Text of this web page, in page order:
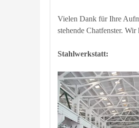
Vielen Dank für Ihre
stehende Chatfenster.
Stahlwerkstatt: